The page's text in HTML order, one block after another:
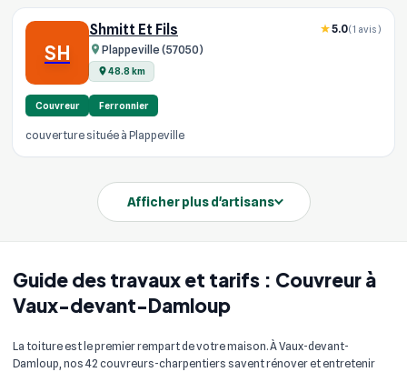
Guide des travaux et tarifs : Couvreur à
Vaux-devant-Damloup
La toiture est le premier rempart de votre maison. À Vaux-devant-
Damloup, nos 42 couvreurs-charpentiers savent rénover et entretenir
SH
Shmitt Et Fils
Plappeville (57050)
48.8 km
5.0(1 avis)
Couvreur Ferronnier
couverture située à Plappeville
Afficher plus d'artisans